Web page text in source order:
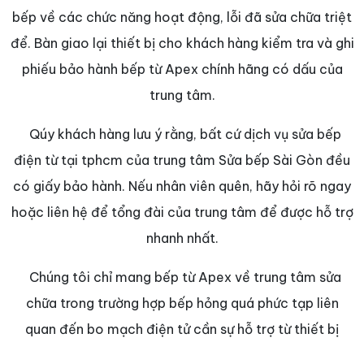
bếp về các chức năng hoạt động, lỗi đã sửa chữa triệt
để. Bàn giao lại thiết bị cho khách hàng kiểm tra và ghi
phiếu bảo hành bếp từ Apex chính hãng có dấu của
trung tâm.
Qúy khách hàng lưu ý rằng, bất cứ dịch vụ sửa bếp
điện từ tại tphcm của trung tâm Sửa bếp Sài Gòn đều
có giấy bảo hành. Nếu nhân viên quên, hãy hỏi rõ ngay
hoặc liên hệ để tổng đài của trung tâm để được hỗ trợ
nhanh nhất.
Chúng tôi chỉ mang bếp từ Apex về trung tâm sửa
chữa trong trường hợp bếp hỏng quá phức tạp liên
quan đến bo mạch điện tử cần sự hỗ trợ từ thiết bị